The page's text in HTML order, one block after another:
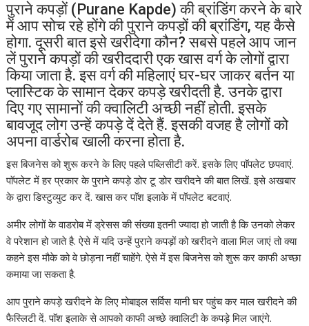
पुराने कपड़ों (Purane Kapde) की ब्रांडिंग करने के बारे
में आप सोच रहे होंगे की पुराने कपड़ों की ब्रांडिंग, यह कैसे
होगा. दूसरी बात इसे खरीदेगा कौन? सबसे पहले आप जान
लें पुराने कपड़ों की खरीददारी एक खास वर्ग के लोगों द्वारा
किया जाता है. इस वर्ग की महिलाएं घर-घर जाकर बर्तन या
प्लास्टिक के सामान देकर कपड़े खरीदती है. उनके द्वारा
दिए गए सामानों की क्वालिटी अच्छी नहीं होती. इसके
बावजूद लोग उन्हें कपड़े दें देते हैं. इसकी वजह है लोगों को
अपना वार्डरोब खाली करना होता है.
इस बिजनेस को शुरू करने के लिए पहले पब्लिसीटी करें. इसके लिए पाॅपलेट छपवाएं.
पाॅपलेट में हर प्रकार के पुराने कपड़े डोर टू डोर खरीदने की बात लिखें. इसे अखबार
के द्वारा डिस्टुव्युट कर दें. खास कर पाॅश इलाके में पाॅपलेट बटवाएं.
अमीर लोगों के वाडरोब में ड्रेसस की संख्या इतनी ज्यादा हो जाती है कि उनको लेकर
वे परेशान हो जाते है. ऐसे में यदि उन्हें पुराने कपड़ों को खरीदने वाला मिल जाएं तो क्या
कहने इस मौके को वे छोड़ना नहीं चाहेंगे. ऐसे में इस बिजनेस को शुरू कर काफी अच्छा
कमाया जा सकता है.
आप पुराने कपड़े खरीदने के लिए मोबाइल सर्विस यानी घर पहुंच कर माल खरीदने की
फैस्लिटी दें. पाॅश इलाके से आपको काफी अच्छे क्वालिटी के कपड़े मिल जाएंगे.